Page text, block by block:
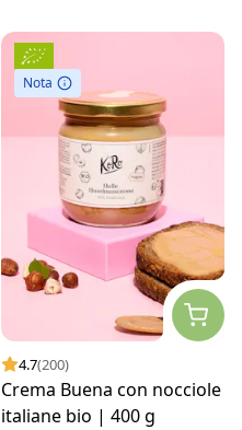
Nota
4.7(200)
Crema Buena con nocciole
italiane bio | 400 g